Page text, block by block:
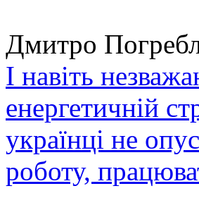
Дмитро
І навіть
енергетичній
українці не
роботу,